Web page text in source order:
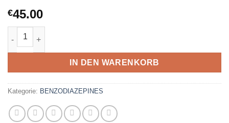
€45.00
Oxazepam 50mg – 30 Tabletten Menge
IN DEN WARENKORB
Kategorie: BENZODIAZEPINES